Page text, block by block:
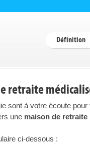
Définition
retraite
sont à votre écoute pour
une maison de retraite
ci-dessous :